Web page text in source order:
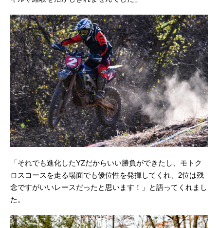
「それでも進化したYZだからいい勝負ができたし、モトク
ロスコースを走る場面でも優位性を発揮してくれ、2位は残
念ですがいいレースだったと思います！」と語ってくれまし
た。